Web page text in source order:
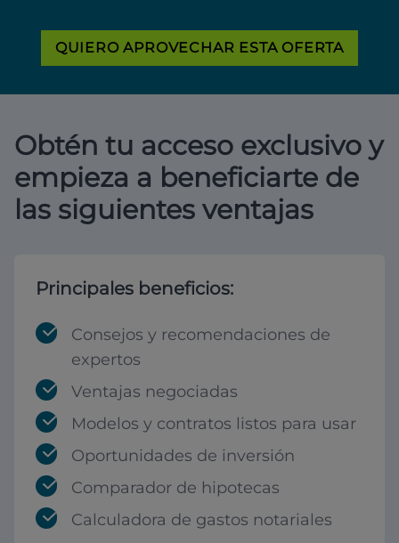
QUIERO APROVECHAR ESTA OFERTA
Obtén tu acceso exclusivo y
empieza a beneficiarte de
las siguientes ventajas
Principales beneficios:
Consejos y recomendaciones de
expertos
Ventajas negociadas
Modelos y contratos listos para usar
Oportunidades de inversión
Comparador de hipotecas
Calculadora de gastos notariales